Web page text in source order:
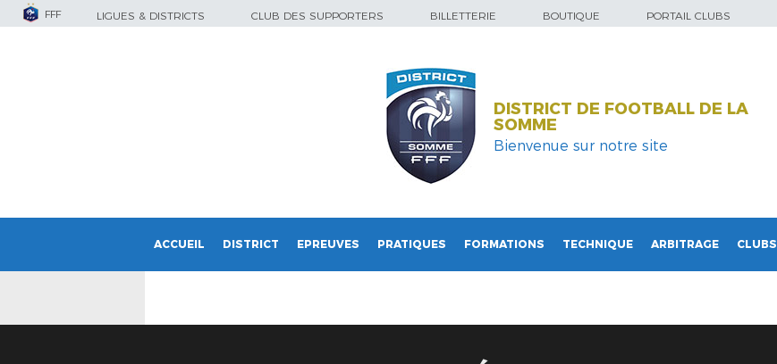
FFF LIGUES & DISTRICTS CLUB DES SUPPORTERS BILLETTERIE BOUTIQUE PORTAIL CLUBS
DISTRICT DE FOOTBALL DE LA
SOMME
Bienvenue sur notre site
ACCUEIL DISTRICT EPREUVES PRATIQUES FORMATIONS TECHNIQUE ARBITRAGE CLUBS